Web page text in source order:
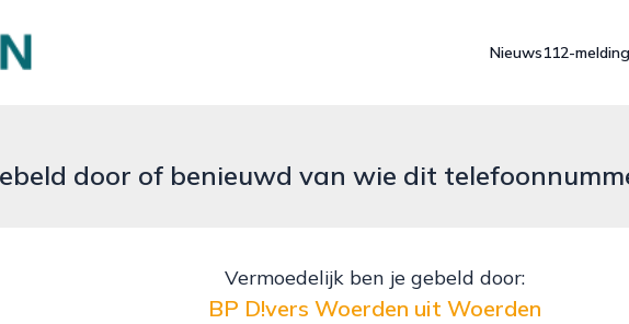
Nieuws112-
door of benieuwd van wie dit
Vermoedelijk ben je gebeld door:
BP D!vers Woerden uit Woerden